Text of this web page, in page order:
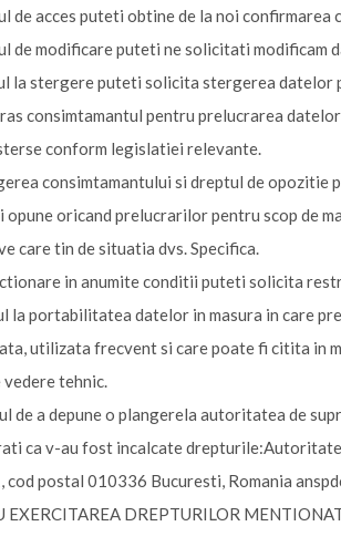
de acces puteti obtine de la noi
de modificare puteti ne solicitati modificam
la stergere puteti solicita stergerea datelor
consimtamantul pentru prelucrarea
conform legislatiei relevante.
consimtamantului si dreptul de opozitie
opune oricand prelucrarilor pentru scop de
care tin de situatia dvs. Specifica.
in anumite conditii puteti solicita
la portabilitatea datelor in masura in care
utilizata frecvent si care poate fi citita in
vedere tehnic.
de a depune o plangerela autoritatea de
ca v-au fost incalcate
cod postal 010336 Bucuresti, Romania
EXERCITAREA DREPTURILOR